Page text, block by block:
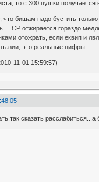
то с 300 пушки
бишам надо бустить
СР отжирается гораздо
отожрать, если еквип и лвл
это реальные цифры.
11-01 15:59:57)
сказать расслабиться...а